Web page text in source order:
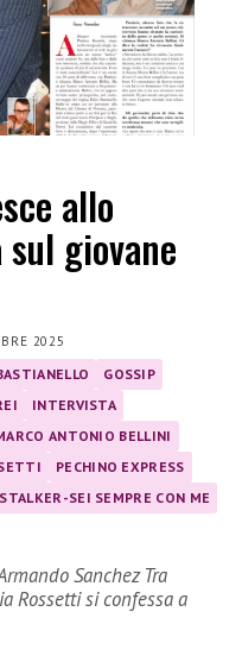
allo
giovane
2025
GOSSIP
INTERVISTA
ANTONIO BELLINI
PECHINO EXPRESS
STALKER-SEI SEMPRE CON ME
Sanchez Tra
Rossetti si confessa a